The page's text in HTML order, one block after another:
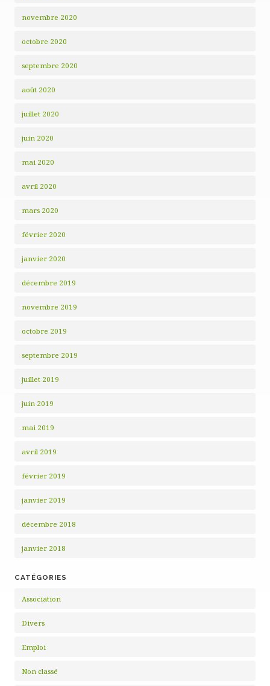
novembre 2020
octobre 2020
septembre 2020
août 2020
juillet 2020
juin 2020
mai 2020
avril 2020
mars 2020
février 2020
janvier 2020
décembre 2019
novembre 2019
octobre 2019
septembre 2019
juillet 2019
juin 2019
mai 2019
avril 2019
février 2019
janvier 2019
décembre 2018
janvier 2018
CATÉGORIES
Association
Divers
Emploi
Non classé